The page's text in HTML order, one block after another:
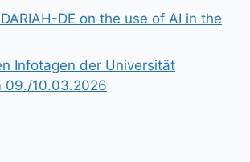
DE on the use of AI in the
Infotagen der Universität
09./10.03.2026